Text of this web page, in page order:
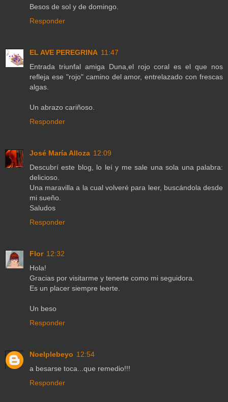
Besos de sol y de domingo.
Responder
EL AVE PEREGRINA 11:47
Entrada triunfal amiga Duna,el rojo coral es el que nos
refleja ese "rojo" camino del amor, entrelazado con frescas
algas.
Un abrazo cariñoso.
Responder
José María Alloza 12:09
Descubrí este blog, lo leí y me sale una sola una palabra:
delicioso.
Una maravilla a la cual volveré para leer, buscándola desde
mi sueño.
Saludos
Responder
Flor 12:32
Hola!
Gracias por visitarme y tenerte como mi seguidora.
Es un placer siempre leerte.
Un beso
Responder
Noelplebeyo 12:54
a besarse toca...que remedio!!!
Responder